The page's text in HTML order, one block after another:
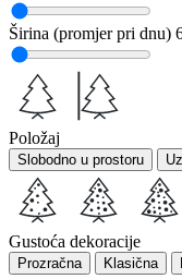
Širina (promjer pri dnu)
Položaj
Slobodno u prostoru
Gustoća dekoracije
Prozračna Klasična